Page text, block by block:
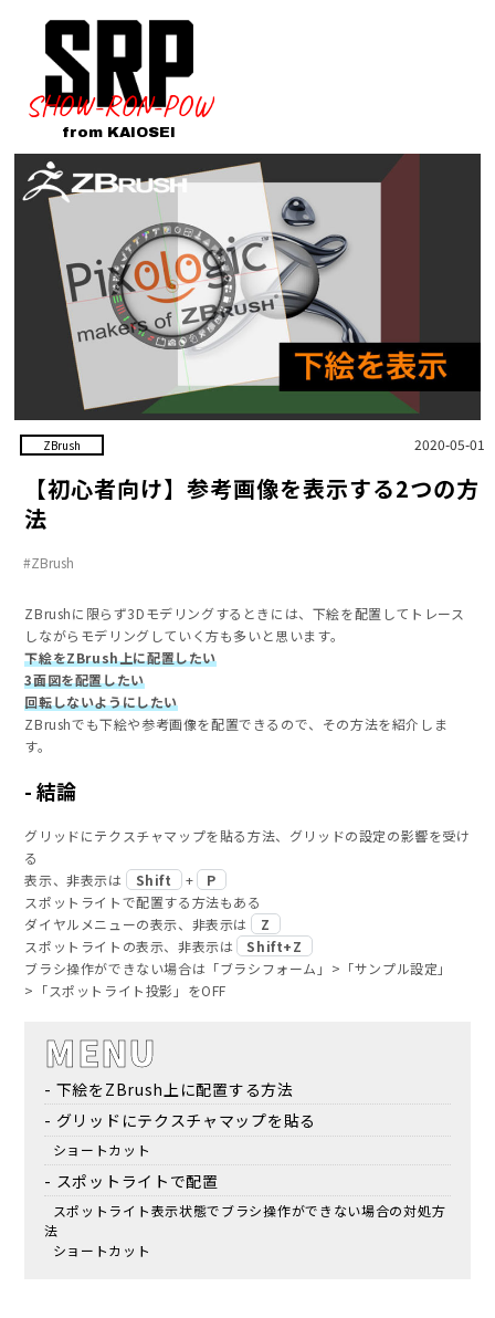
SHOW-RON-POW
from KAIOSEI
ZBrush 2020-05-01
【初心者向け】参考画像を表示する2つの方
法
ZBrush
ZBrushに限らず3Dモデリングするときには、下絵を配置してトレース
しながらモデリングしていく方も多いと思います。
下絵をZBrush上に配置したい
3面図を配置したい
回転しないようにしたい
ZBrushでも下絵や参考画像を配置できるので、その方法を紹介しま
す。
結論
グリッドにテクスチャマップを貼る方法、グリッドの設定の影響を受け
る
表示、非表示は
Shift +
P
スポットライトで配置する方法もある
ダイヤルメニューの表示、非表示は
Z
スポットライトの表示、非表示は
Shift+Z
ブラシ操作ができない場合は「ブラシフォーム」>「サンプル設定」
>「スポットライト投影」をOFF
MENU
下絵をZBrush上に配置する方法
グリッドにテクスチャマップを貼る
ショートカット
スポットライトで配置
スポットライト表示状態でブラシ操作ができない場合の対処方
法
ショートカット